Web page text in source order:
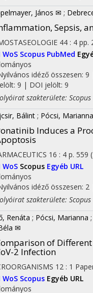
János ✉ ;
Sepsis,
44 : 4 pp.
WoS Scopus PubMed
idéző összesen: 9
9 | DOI jelölt: 9
szakterülete:
Bálint ; Pócsi, Marianna
Induces a
16 : 4 p. 559
WoS Scopus Egyéb URL
idéző összesen: 2|
szakterülete: Scopus
Renáta ; Pócsi, Marianna ;
✉
of
2 Infection
12 : 1
WoS Scopus Egyéb URL